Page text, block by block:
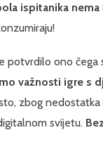
ispitanika nema
potvrdilo ono čega
važnosti igre s
zbog
svijetu.